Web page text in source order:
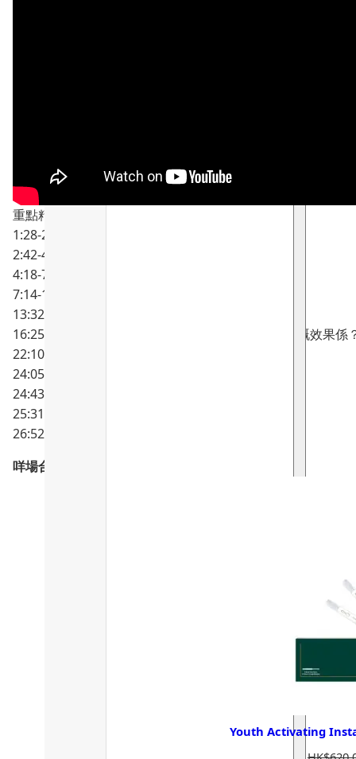
重點精要內容傳送門：
1:28-2:28 逆時針開箱！
2:42-4:18 素顏下立即試用，正確塗抹位置
4:18-7:07 塗抹技巧與感覺分享（必睇）
7:14-13:26 逆時針高效成分逐個講
13:32-15:20 塗抹逆時針10分鐘後效果感覺
16:25-22:09 逆時針臨床實證數據，1 小時可以做到嘅效果係
22:10-23:50 分享成塊面「超級提拉」的效果！
24:05-24:39 初次使用建議
24:43- 25:30 靜雞雞變靚心得
25:31-26:44 其他注意事項
26:52- 28:39 人體需要嘅矽係呢一種？
咩場合最啱用逆時針？
Youth Activating